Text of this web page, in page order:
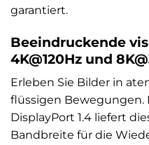
garantiert.
Beeindruckende
4K@120Hz und
Erleben Sie Bilder in
flüssigen
DisplayPort 1.4 liefert
Bandbreite für die